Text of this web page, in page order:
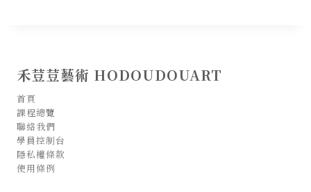
禾荳荳藝術 HODOUDOUART
首頁
課程總覽
聯絡我們
學員控制台
隱私權條款
使用條例